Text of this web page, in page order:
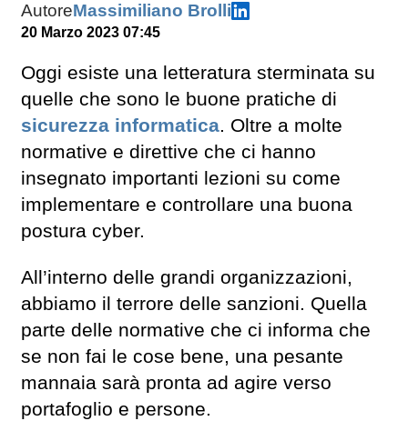
AutoreMassimiliano Brolli
20 Marzo 2023 07:45
Oggi esiste una letteratura sterminata su
quelle che sono le buone pratiche di
sicurezza informatica. Oltre a molte
normative e direttive che ci hanno
insegnato importanti lezioni su come
implementare e controllare una buona
postura cyber.
All’interno delle grandi organizzazioni,
abbiamo il terrore delle sanzioni. Quella
parte delle normative che ci informa che
se non fai le cose bene, una pesante
mannaia sarà pronta ad agire verso
portafoglio e persone.